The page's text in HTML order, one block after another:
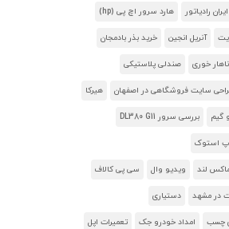
رادیاتور هارد سرور اچ پی (hp)
آنریل انجین خرید بذر بادمجان
خوری صندلی پلاستیکی
سایت فروشگاهی در اصفهان هیرکا
گیم بررسی سرور DL380 G11
استوک
لند ویدیو وال سی پی کالاف
در مشهد دستیاری
چسب امداد خودرو جک تعمیرات اپل